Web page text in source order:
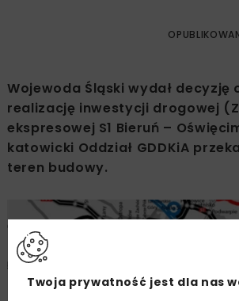
Wojewoda Śląski wydał decyzję
realizację inwestycji drogowej
ekspresowej S1 Bieruń –
katowicki Oddział GDDKiA
teren budowy.
Twoja prywatność jest dla nas